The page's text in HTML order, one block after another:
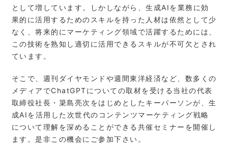
として増しています。しかしながら、生成AIを業務に効
果的に活用するためのスキルを持った人材は依然として少
なく、将来的にマーケティング領域で活躍するためには、
この技術を熟知し適切に活用できるスキルが不可欠とされ
ています。
そこで、週刊ダイヤモンドや週間東洋経済など、数多くの
メディアでChatGPTについての取材を受ける当社の代表
取締役社長・簗島亮次をはじめとしたキーパーソンが、生
成AIを活用した次世代のコンテンツマーケティング戦略
について理解を深めることができる共催セミナーを開催し
ます。是非この機会にご参加下さい。